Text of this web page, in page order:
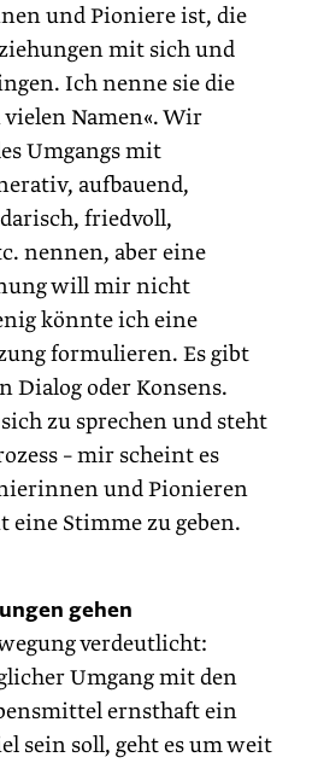
und Pioniere ist, die
mit sich und
Ich nenne sie die
Namen«. Wir
Umgangs mit
aufbauend,
friedvoll,
nennen, aber eine
will mir nicht
könnte ich eine
formulieren. Es gibt
Dialog oder Konsens.
zu sprechen und steht
– mir scheint es
und Pionieren
Stimme zu geben.
gehen
verdeutlicht:
Umgang mit den
ernsthaft ein
sein soll, geht es um weit